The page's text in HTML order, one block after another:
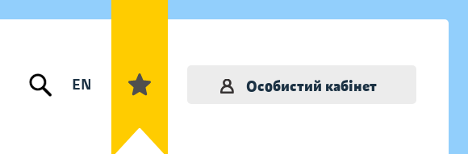
EN Особистий кабінет